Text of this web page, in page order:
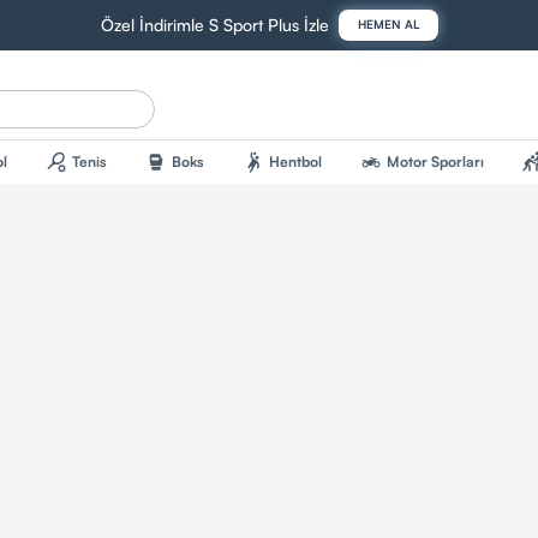
Özel İndirimle S Sport Plus İzle HEMEN AL
sports_tennis Tenis sports_mma Boks sports_handball Hentbol two_wheeler Motor Sporları